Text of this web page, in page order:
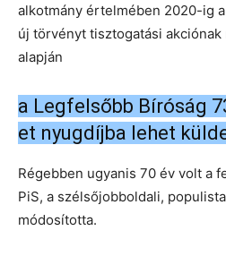
alkotmány értelmében 2020-ig
új törvényt tisztogatási
alapján
a Legfelsőbb Bíróság
et nyugdíjba lehet
Régebben ugyanis 70 év volt a
PiS, a szélsőjobboldali,
módosította.